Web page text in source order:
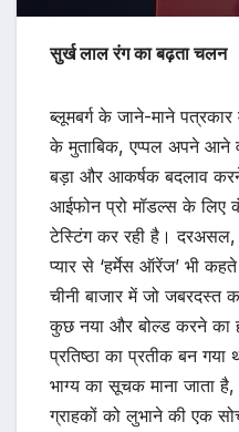
सुर्ख लाल रंग का बढ़ता चलन
ब्लूमबर्ग के जाने-माने पत्रकार
के मुताबिक, एप्पल अपने आने
बड़ा और आकर्षक बदलाव
आईफोन प्रो मॉडल्स के लिए
टेस्टिंग कर रही है।
प्यार से ‘हर्मेस ऑरेंज’ भी
चीनी बाजार में जो जबरदस्त
कुछ नया और बोल्ड करने का
प्रतिष्ठा का प्रतीक बन
भाग्य का सूचक माना जाता
ग्राहकों को लुभाने की एक